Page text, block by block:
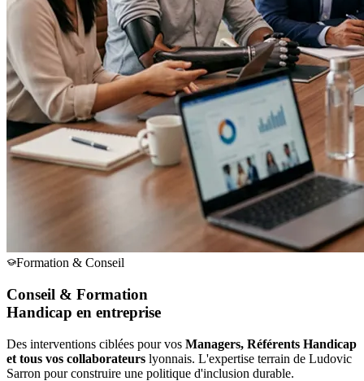
Formation & Conseil
Conseil & Formation
Handicap en entreprise
Des interventions ciblées pour vos Managers, Référents Handicap
et tous vos collaborateurs lyonnais. L'expertise terrain de Ludovic
Sarron pour construire une politique d'inclusion durable.